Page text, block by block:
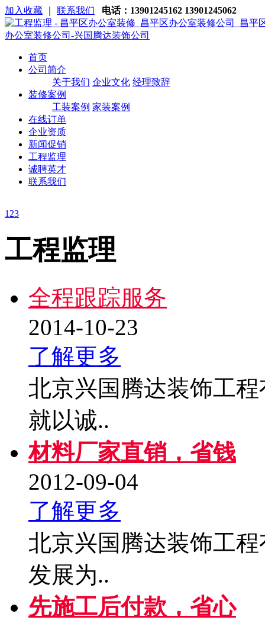
加入收藏 联系我们 电话：13901245162 13901245062
首页
公司简介
关于我们 企业文化 经理致辞
装修案例
工装案例 家装案例
在线订单
企业资质
新闻促销
工程监理
诚聘英才
联系我们
1 23
工程监理
全程跟踪服务
2014-10-23
了解更多
北京兴国腾达装饰工
就以诚..
材料厂家直销，省钱
2012-09-04
了解更多
北京兴国腾达装饰工
发展为..
先施工后付款，省心